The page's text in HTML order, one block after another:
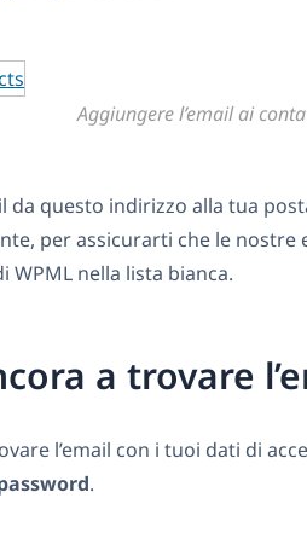
Aggiungere l’email ai
da questo indirizzo alla tua
per assicurarti che le nostre
WPML nella lista bianca.
a trovare
l’email con i tuoi dati di
.